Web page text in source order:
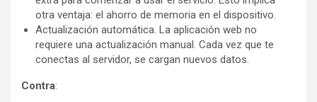
otra ventaja: el ahorro de memoria en el dispositivo.
Actualización automática. La aplicación web no
requiere una actualización manual. Cada vez que te
conectas al servidor, se cargan nuevos datos.
Contra: